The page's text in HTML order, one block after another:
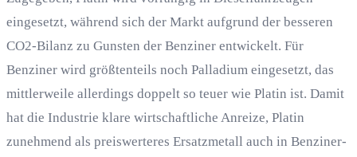
eingesetzt, während sich der Markt aufgrund der besseren
CO2-Bilanz zu Gunsten der Benziner entwickelt. Für
Benziner wird größtenteils noch Palladium eingesetzt, das
mittlerweile allerdings doppelt so teuer wie Platin ist. Damit
hat die Industrie klare wirtschaftliche Anreize, Platin
zunehmend als preiswerteres Ersatzmetall auch in Benziner-